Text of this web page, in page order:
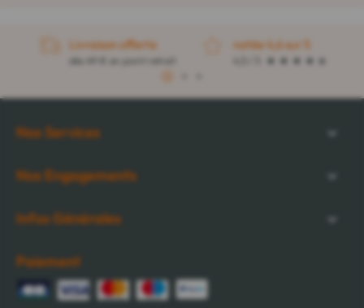
Livraison offerte
dès 49 € en point retrait
notée 4,6 sur 5
1
Nos Services
Nos Engagements
Infos Générales
Paiement